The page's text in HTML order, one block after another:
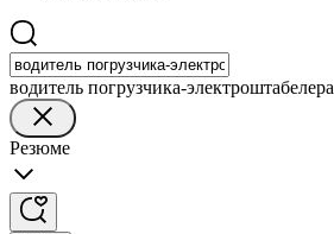
водитель погрузчика-электроштабелера
Резюме